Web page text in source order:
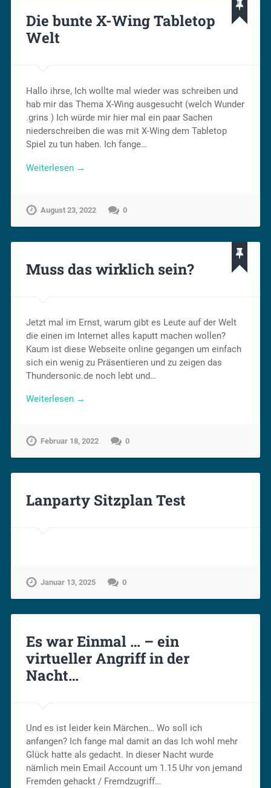
Die bunte X-Wing Tabletop
Welt
Hallo ihrse, Ich wollte mal wieder was schreiben und
hab mir das Thema X-Wing ausgesucht (welch Wunder
.grins ) Ich würde mir hier mal ein paar Sachen
niederschreiben die was mit X-Wing dem Tabletop
Spiel zu tun haben. Ich fange…
Weiterlesen →
August 23, 2022 0
Muss das wirklich sein?
Jetzt mal im Ernst, warum gibt es Leute auf der Welt
die einen im Internet alles kaputt machen wollen?
Kaum ist diese Webseite online gegangen um einfach
sich ein wenig zu Präsentieren und zu zeigen das
Thundersonic.de noch lebt und…
Weiterlesen →
Februar 18, 2022 0
Lanparty Sitzplan Test
Januar 13, 2025 0
Es war Einmal … – ein
virtueller Angriff in der
Nacht…
Und es ist leider kein Märchen… Wo soll ich
anfangen? Ich fange mal damit an das Ich wohl mehr
Glück hatte als gedacht. In dieser Nacht wurde
nämlich mein Email Account um 1.15 Uhr von jemand
Fremden gehackt / Fremdzugriff…